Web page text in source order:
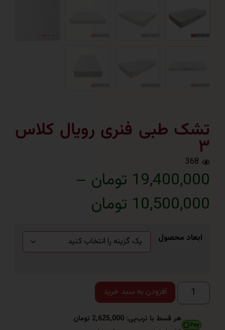
طبی فنری رویال کلاس
تومان
–
تومان
محصول
افزودن به سبد خرید
هر قسط با ترب‌پی: 2,625,000 تومان